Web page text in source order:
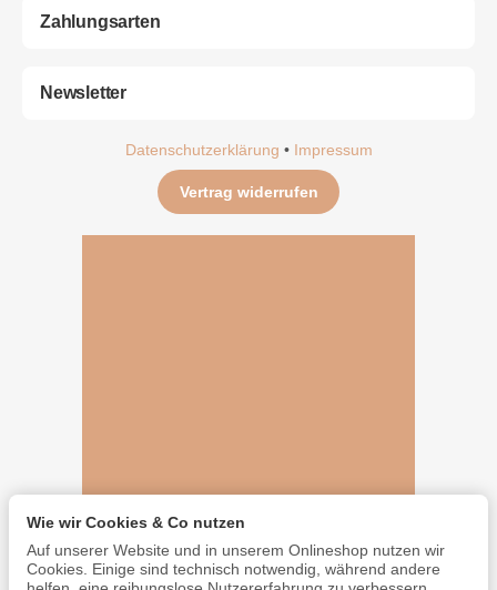
Zahlungsarten
Newsletter
Datenschutzerklärung • Impressum
Vertrag widerrufen
Wie wir Cookies & Co nutzen
Auf unserer Website und in unserem Onlineshop nutzen wir
Cookies. Einige sind technisch notwendig, während andere